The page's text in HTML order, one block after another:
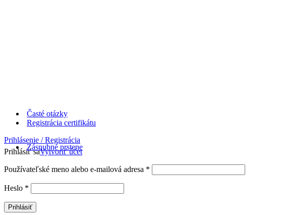
Časté otázky
Registrácia certifikátu
Prihlásenie / Registrácia
Prihlásiť saVytvoriť účet
Používateľské meno alebo e-mailová adresa *
Heslo *
Prihlásiť
Zásnubné prstene